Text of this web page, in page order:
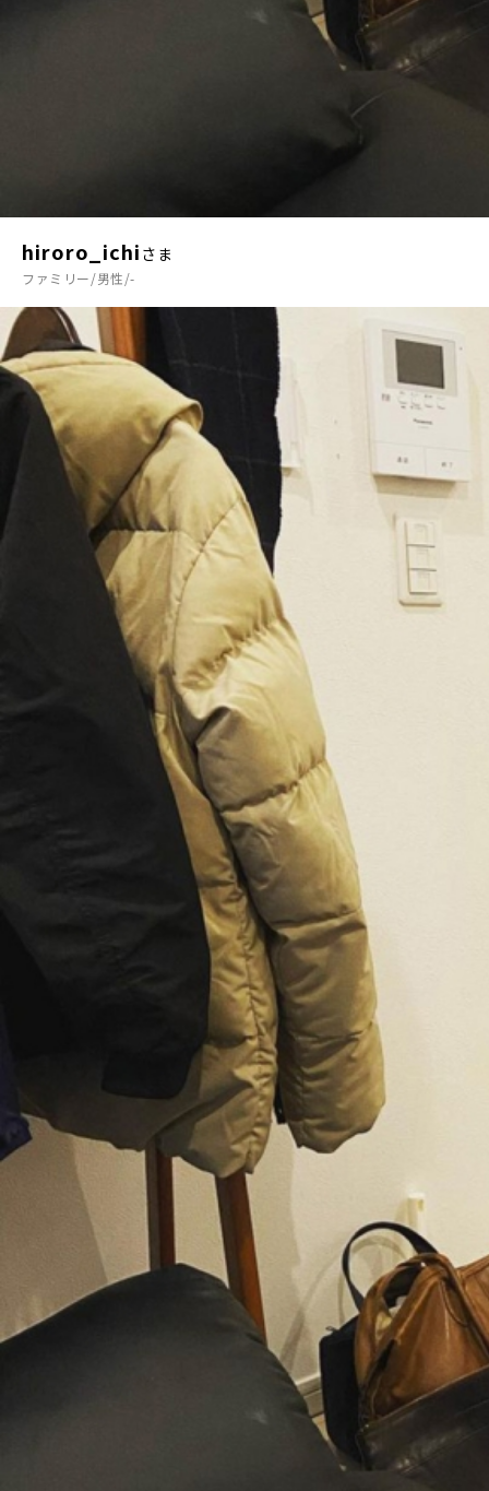
hiroro_ichi さま
ファミリー/男性/-